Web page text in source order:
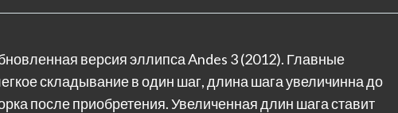
версия эллипса Andes 3 (2012). Главные
складывание в один шаг, длина шага увеличинна до
после приобретения. Увеличенная длин шага ставит